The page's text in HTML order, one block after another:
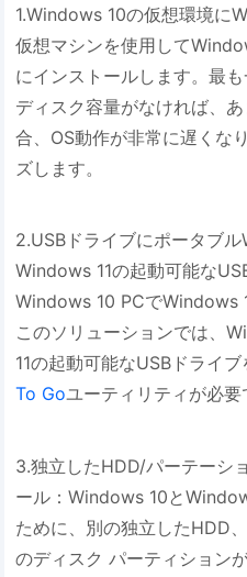
1.Windows 10の仮想環境に
仮想マシンを使用して
にインストールします。最
ディスク容量がなければ、
合、OS動作が非常に遅くな
ズします。
2.USBドライブにポータブル
Windows 11の起動可能な
Windows 10 PCでWindows
このソリューションでは、
11の起動可能なUSBドライ
To Goユーティリティが必要
3.独立したHDD/パーテーシ
ール：Windows 10と
ために、別の独立したHDD
のディスク パーティション